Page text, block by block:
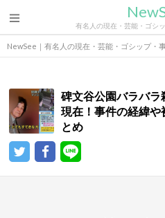
有名人の現在・芸能・ゴシ
NewSee｜有名人の現在・芸能・ゴシップ・
碑文谷公園バラバ
現在！事件の経緯や
とめ